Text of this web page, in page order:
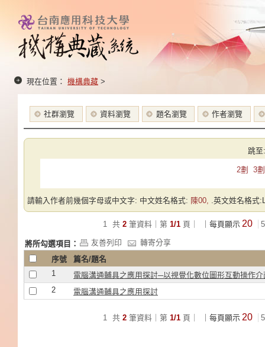
現在位置： 機構典藏 >
社群瀏覽 資料瀏覽 題名瀏覽 作者瀏覽
跳至:
2劃 3劃
請輸入作者前幾個字母或中文字: 中文姓名格式: 陳00, .英文姓名格式
1 共 2 筆資料｜第 1/1 頁｜ ｜每頁顯示 20
將所勾選項目： 友善列印
轉寄分享
序號
篇名/題名
1
電腦溝通輔具之應用探討─以視覺化數位圖形互動操作
2
電腦溝通輔具之應用探討
1 共 2 筆資料｜第 1/1 頁｜ ｜每頁顯示 20